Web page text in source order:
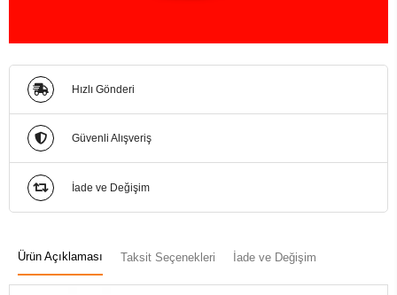
Hızlı Gönderi
Güvenli Alışveriş
İade ve Değişim
Ürün Açıklaması Taksit Seçenekleri İade ve Değişim